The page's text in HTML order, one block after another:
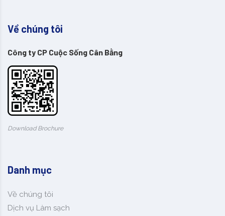
Về chúng tôi
Công ty CP Cuộc Sống Cân Bằng
Download Brochure
Danh mục
Về chúng tôi
Dịch vụ Làm sạch